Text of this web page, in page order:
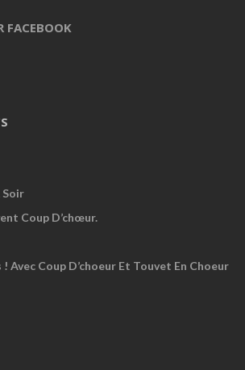
FACEBOOK
Soir
Coup D’chœur.
Avec Coup D’choeur Et Touvet En Choeur